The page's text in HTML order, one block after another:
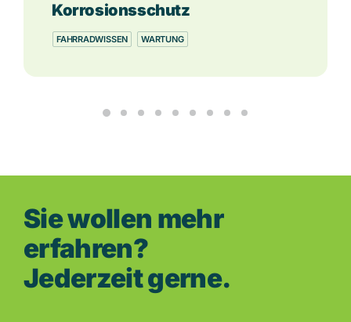
Korrosionsschutz
FAHRRADWISSEN WARTUNG
Sie wollen mehr
erfahren?
Jederzeit gerne.